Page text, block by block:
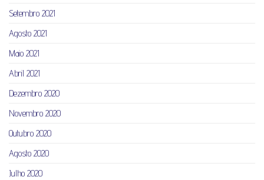
Setembro 2021
Agosto 2021
Maio 2021
Abril 2021
Dezembro 2020
Novembro 2020
Outubro 2020
Agosto 2020
Julho 2020